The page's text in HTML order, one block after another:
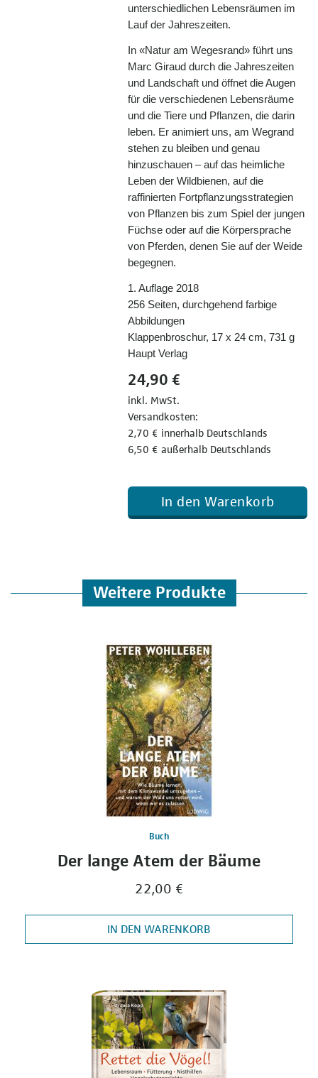
unterschiedlichen Lebensräumen im
Lauf der Jahreszeiten.
In «Natur am Wegesrand» führt uns
Marc Giraud durch die Jahreszeiten
und Landschaft und öffnet die Augen
für die verschiedenen Lebensräume
und die Tiere und Pflanzen, die darin
leben. Er animiert uns, am Wegrand
stehen zu bleiben und genau
hinzuschauen – auf das heimliche
Leben der Wildbienen, auf die
raffinierten Fortpflanzungsstrategien
von Pflanzen bis zum Spiel der jungen
Füchse oder auf die Körpersprache
von Pferden, denen Sie auf der Weide
begegnen.
1. Auflage 2018
256 Seiten, durchgehend farbige
Abbildungen
Klappenbroschur, 17 x 24 cm, 731 g
Haupt Verlag
24,90 €
inkl. MwSt.
Versandkosten:
2,70 € innerhalb Deutschlands
6,50 € außerhalb Deutschlands
In den Warenkorb
Weitere Produkte
Buch
Der lange Atem der Bäume
22,00 €
IN DEN WARENKORB